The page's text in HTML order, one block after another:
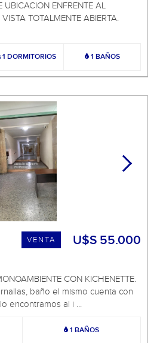
UBICACION ENFRENTE AL
TOTALMENTE ABIERTA.
1 DORMITORIOS 1 BAÑOS
U$S 55.000
VENTA
CON KICHENETTE.
baño el mismo cuenta con
encontramos al i ...
1 BAÑOS